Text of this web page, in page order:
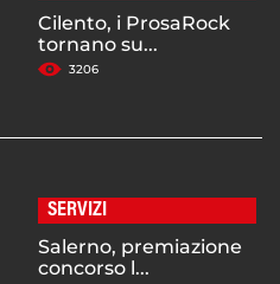
Cilento, i ProsaRock
tornano su...
3206
SERVIZI
Salerno, premiazione
concorso l...